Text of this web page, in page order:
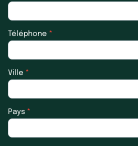
Téléphone *
Ville *
Pays *